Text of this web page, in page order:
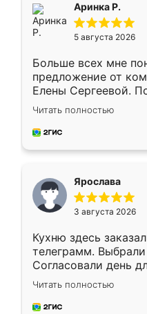
Аринка Р.
5 августа 2026
Больше всех мне
предложение от
Елены Сергеевой.
короткие сроки
для замера
предложил по
Читать полностью
Ярослава
3 августа 2026
Кухню здесь
телеграмм.
Согласовали день
недели кухня была
довольны работой.
мебель за
Читать полностью